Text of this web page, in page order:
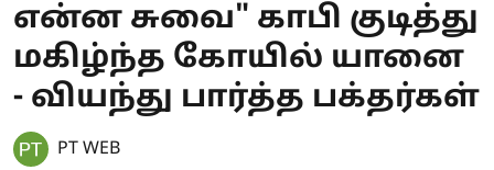
என்ன சுவை" காபி குடித்து
மகிழ்ந்த கோயில் யானை
- வியந்து பார்த்த பக்தர்கள்
PT WEB